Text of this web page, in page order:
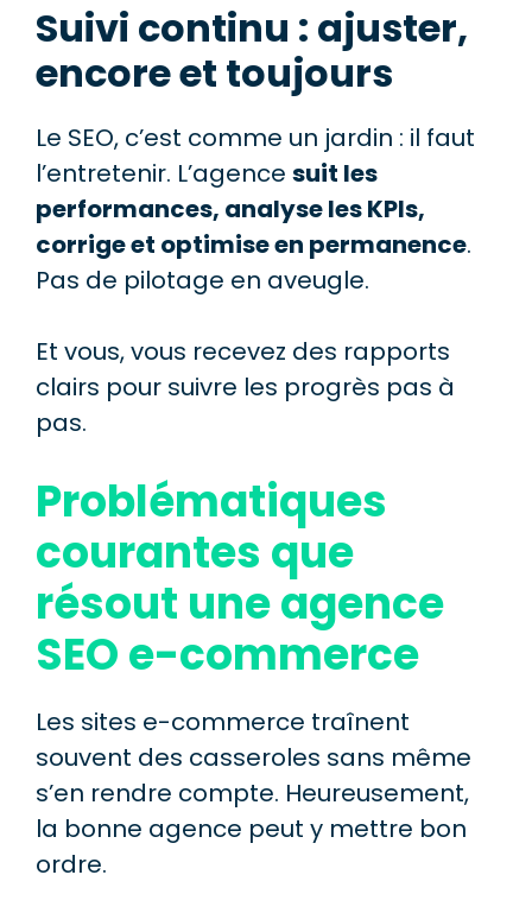
Suivi continu : ajuster,
encore et toujours
Le SEO, c’est comme un jardin : il faut
l’entretenir. L’agence suit les
performances, analyse les KPIs,
corrige et optimise en permanence.
Pas de pilotage en aveugle.
Et vous, vous recevez des rapports
clairs pour suivre les progrès pas à
pas.
Problématiques
courantes que
résout une agence
SEO e-commerce
Les sites e-commerce traînent
souvent des casseroles sans même
s’en rendre compte. Heureusement,
la bonne agence peut y mettre bon
ordre.